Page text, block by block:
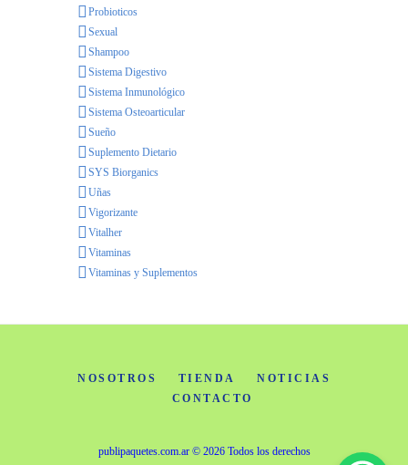
Probioticos
Sexual
Shampoo
Sistema Digestivo
Sistema Inmunológico
Sistema Osteoarticular
Sueño
Suplemento Dietario
SYS Biorganics
Uñas
Vigorizante
Vitalher
Vitaminas
Vitaminas y Suplementos
NOSOTROS TIENDA
NOTICIAS
CONTACTO
publipaquetes.com.ar© 2026 Todos los derechos